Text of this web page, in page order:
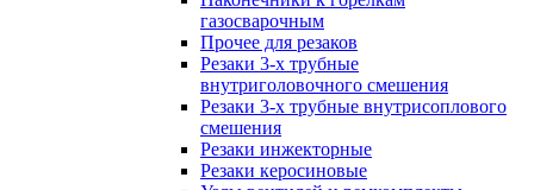
газосварочным
Прочее для резаков
Резаки 3-х трубные
внутриголовочного смешения
Резаки 3-х трубные внутрисоплового
смешения
Резаки инжекторные
Резаки керосиновые